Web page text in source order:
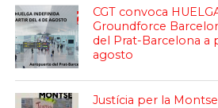
CGT convoca
Groundforce
del Prat-Barcelona a
agosto
Justícia per la Montse